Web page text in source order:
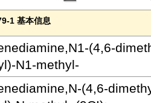
1 基本信息
(4,6-
N1-methyl-
(4,6-